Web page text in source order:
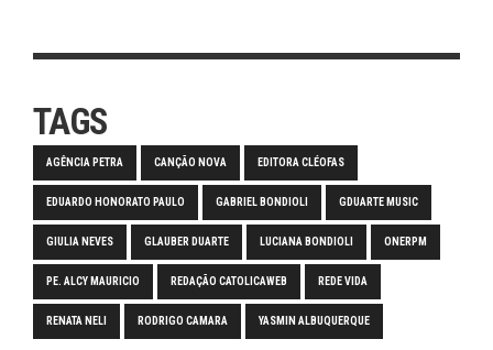
TAGS
AGÊNCIA PETRA CANÇÃO NOVA EDITORA CLÉOFAS
EDUARDO HONORATO PAULO GABRIEL BONDIOLI GDUARTE MUSIC
GIULIA NEVES GLAUBER DUARTE LUCIANA BONDIOLI ONERPM
PE. ALCY MAURICIO REDAÇÃO CATOLICAWEB REDE VIDA
RENATA NELI RODRIGO CAMARA YASMIN ALBUQUERQUE